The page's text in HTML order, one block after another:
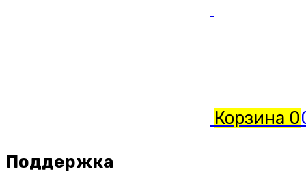
Корзина 0
Поддержка